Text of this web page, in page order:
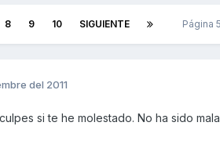
8 9 10 SIGUIENTE Página
del 2011
si te he molestado. No ha sido